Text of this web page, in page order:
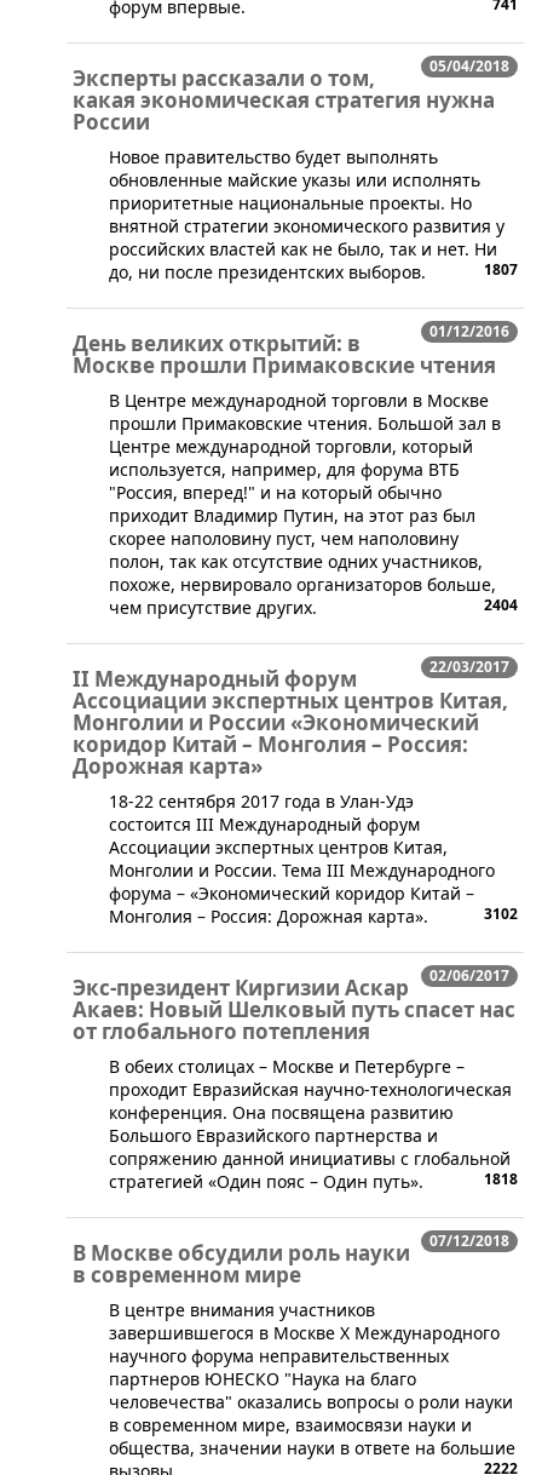
форум впервые.
05/04/2018
Эксперты рассказали о том,
какая экономическая стратегия нужна
России
Новое правительство будет выполнять
обновленные майские указы или исполнять
приоритетные национальные проекты. Но
внятной стратегии экономического развития у
российских властей как не было, так и нет. Ни
до, ни после президентских выборов.
1807
01/12/2016
День великих открытий: в
Москве прошли Примаковские чтения
​В Центре международной торговли в Москве
прошли Примаковские чтения. Большой зал в
Центре международной торговли, который
используется, например, для форума ВТБ
"Россия, вперед!" и на который обычно
приходит Владимир Путин, на этот раз был
скорее наполовину пуст, чем наполовину
полон, так как отсутствие одних участников,
похоже, нервировало организаторов больше,
чем присутствие других.
2404
22/03/2017
II Международный форум
Ассоциации экспертных центров Китая,
Монголии и России «Экономический
коридор Китай – Монголия – Россия:
Дорожная карта»
​18-22 сентября 2017 года в Улан-Удэ
состоится III Международный форум
Ассоциации экспертных центров Китая,
Монголии и России. Тема III Международного
форума – «Экономический коридор Китай –
Монголия – Россия: Дорожная карта».
3102
02/06/2017
Экс-президент Киргизии Аскар
Акаев: Новый Шелковый путь спасет нас
от глобального потепления
В обеих столицах – Москве и Петербурге –
проходит Евразийская научно-технологическая
конференция. Она посвящена развитию
Большого Евразийского партнерства и
сопряжению данной инициативы с глобальной
стратегией «Один пояс – Один путь».
1818
07/12/2018
В Москве обсудили роль науки
в современном мире
​В центре внимания участников
завершившегося в Москве X Международного
научного форума неправительственных
партнеров ЮНЕСКО "Наука на благо
человечества" оказались вопросы о роли науки
в современном мире, взаимосвязи науки и
общества, значении науки в ответе на большие
2222